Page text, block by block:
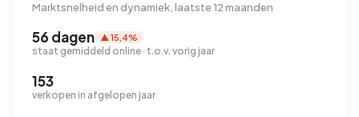
Marktsnelheid en dynamiek, laatste 12 maanden
56 dagen ▲ 15,4%
staat gemiddeld online · t.o.v. vorig jaar
153
verkopen in afgelopen jaar